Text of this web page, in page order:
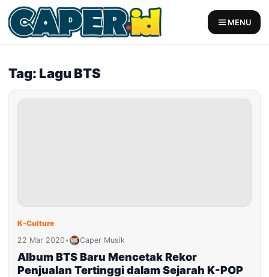
Skip
to
content
MENU
Tag: Lagu BTS
K-Culture
22 Mar 2020• Caper Musik
Album BTS Baru Mencetak Rekor
Penjualan Tertinggi dalam Sejarah K-POP